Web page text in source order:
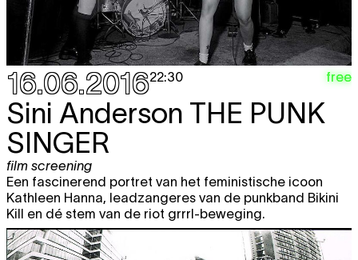
16.06.201622:30 free
Sini Anderson THE PUNK
SINGER
film screening
Een fascinerend portret van het feministische icoon
Kathleen Hanna, leadzangeres van de punkband Bikini
Kill en dé stem van de riot grrrl-beweging.